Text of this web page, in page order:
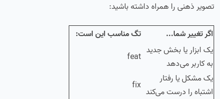
تصویر ذهنی را همراه داشته باشید:
اگر تغییر شما...
تگ مناسب این است:
یک ابزار یا بخش جدید
به کاربر می‌دهد
feat
یک مشکل یا رفتار
اشتباه را درست می‌کند
fix